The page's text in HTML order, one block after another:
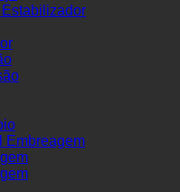
Estabilizador
Embreagem